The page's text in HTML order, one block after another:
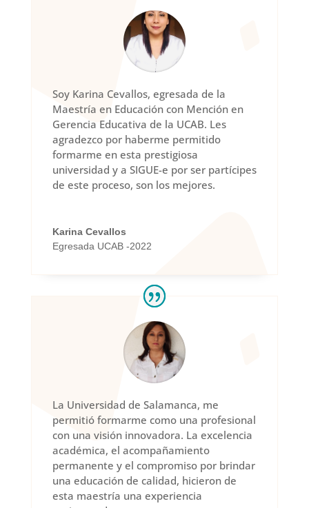
Soy Karina Cevallos, egresada de la
Maestría en Educación con Mención en
Gerencia Educativa de la UCAB. Les
agradezco por haberme permitido
formarme en esta prestigiosa
universidad y a SIGUE-e por ser partícipes
de este proceso, son los mejores.
Karina Cevallos
Egresada UCAB -2022
La Universidad de Salamanca, me
permitió formarme como una profesional
con una visión innovadora. La excelencia
académica, el acompañamiento
permanente y el compromiso por brindar
una educación de calidad, hicieron de
esta maestría una experiencia